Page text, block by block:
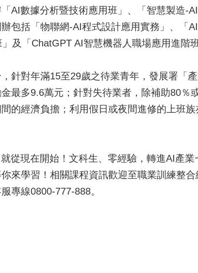
AI數據分析暨技術應用班」、「智慧製造-
包括「物聯網-AI程式設計應用實務」、「
及「ChatGPT AI智慧機器人職場應用進階
對年滿15至29歲之待業青年，發展署「
最多9.6萬元；針對失待業者，除補助80
的經濟負擔；利用假日或夜間進修的上班
現在開始！文科生、零經驗，轉進AI產業
來學習！相關課程資訊歡迎至職業訓練整合
專線0800-777-888。